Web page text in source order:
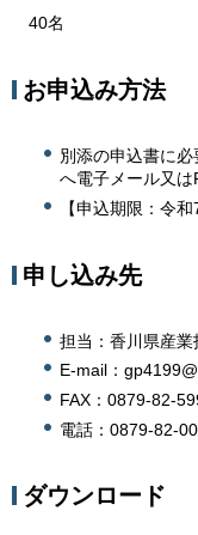
40名
お申込み方法
別添の申込書に
へ電子メール又は
【申込期限：令
申し込み先
担当：香川県産
E-mail：
FAX：0879-82-
電話：0879-82-
ダウンロード